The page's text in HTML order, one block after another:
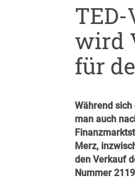
wird
für
Während
man auch
Merz,
den Verkauf
Nummer